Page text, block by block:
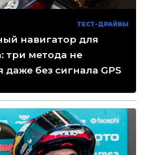
ТЕСТ-ДРАЙВЫ
навигатор для
три метода не
даже без сигнала GPS